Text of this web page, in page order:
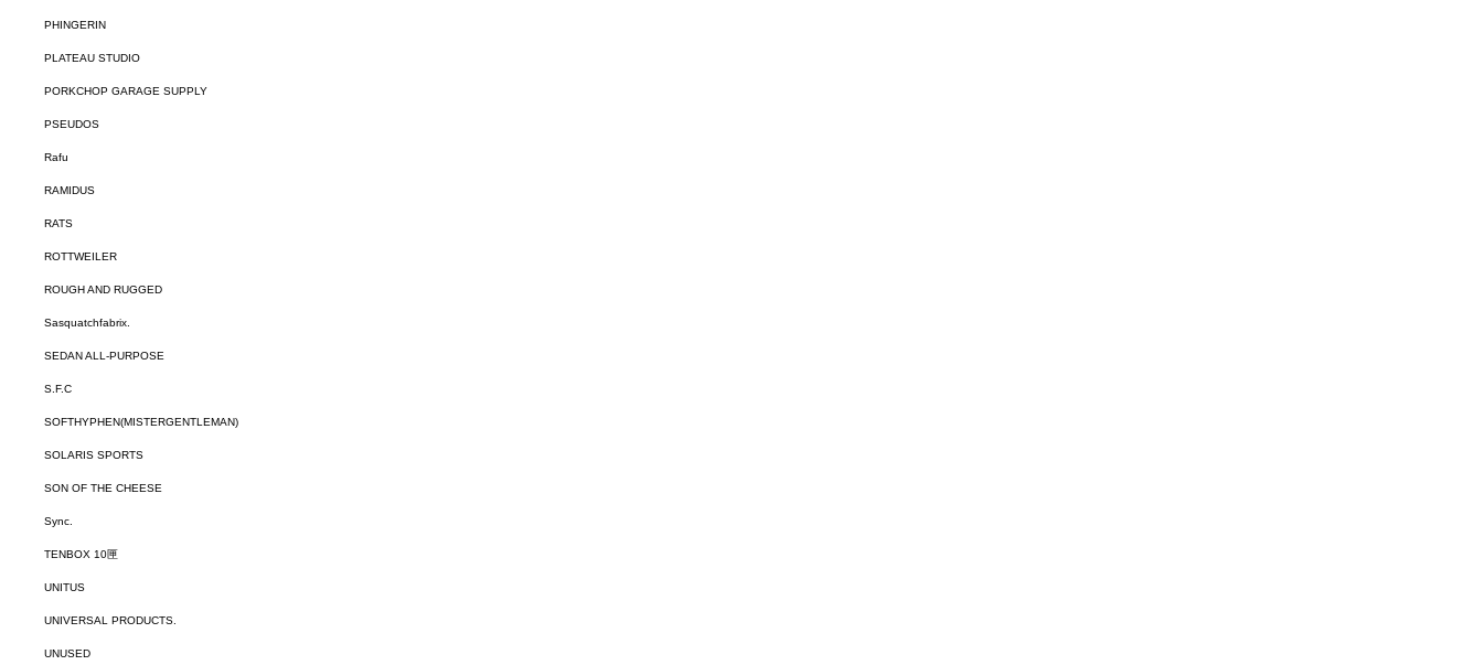
PHINGERIN
PLATEAU STUDIO
PORKCHOP GARAGE SUPPLY
PSEUDOS
Rafu
RAMIDUS
RATS
ROTTWEILER
ROUGH AND RUGGED
Sasquatchfabrix.
SEDAN ALL-PURPOSE
S.F.C
SOFTHYPHEN(MISTERGENTLEMAN)
SOLARIS SPORTS
SON OF THE CHEESE
Sync.
TENBOX 10匣
UNITUS
UNIVERSAL PRODUCTS.
UNUSED